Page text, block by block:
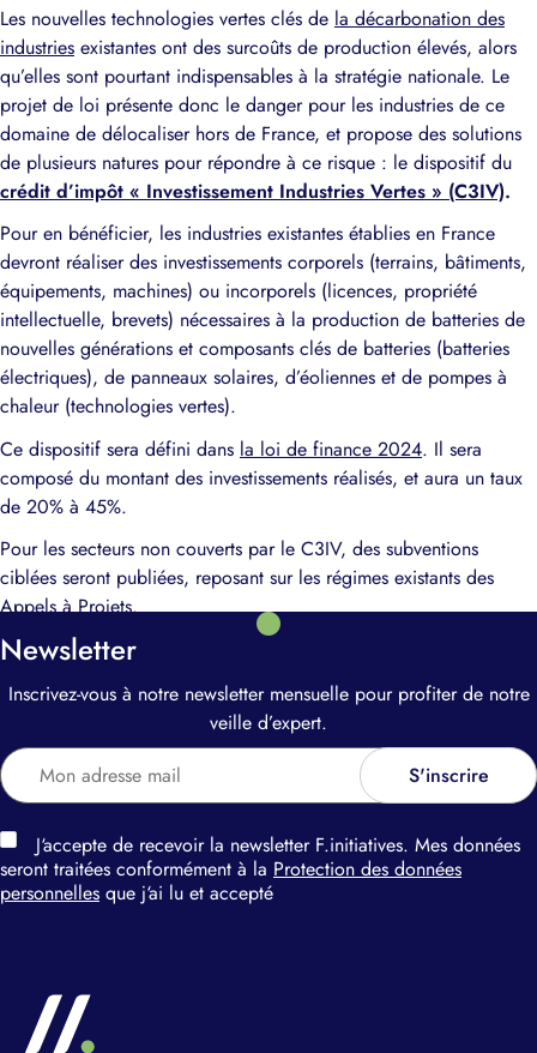
Les nouvelles technologies vertes clés de la décarbonation des
industries existantes ont des surcoûts de production élevés, alors
qu’elles sont pourtant indispensables à la stratégie nationale. Le
projet de loi présente donc le danger pour les industries de ce
domaine de délocaliser hors de France, et propose des solutions
de plusieurs natures pour répondre à ce risque : le dispositif du
crédit d’impôt « Investissement Industries Vertes » (C3IV).
Pour en bénéficier, les industries existantes établies en France
devront réaliser des investissements corporels (terrains, bâtiments,
équipements, machines) ou incorporels (licences, propriété
intellectuelle, brevets) nécessaires à la production de batteries de
nouvelles générations et composants clés de batteries (batteries
électriques), de panneaux solaires, d’éoliennes et de pompes à
chaleur (technologies vertes).
Ce dispositif sera défini dans la loi de finance 2024. Il sera
composé du montant des investissements réalisés, et aura un taux
de 20% à 45%.
Pour les secteurs non couverts par le C3IV, des subventions
ciblées seront publiées, reposant sur les régimes existants des
Appels à Projets.
Newsletter
Inscrivez-vous à notre newsletter mensuelle pour profiter de notre
veille d’expert.
J‘accepte de recevoir la newsletter F.initiatives. Mes données
seront traitées conformément à la Protection des données
personnelles que j‘ai lu et accepté